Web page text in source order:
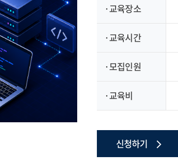
교육장소
교육시간
모집인원
교육비
신청하기